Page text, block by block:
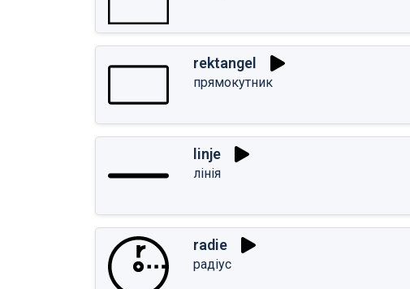
rektangel
прямокутник
linje
лінія
radie
радіус